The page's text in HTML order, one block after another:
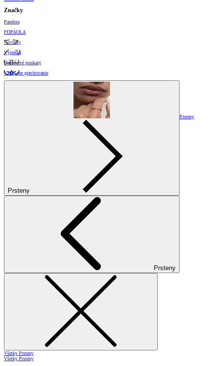
Značky
Pandora
PDPAOLA
Novinky
Výpredaj
Darčekové poukazy
Vzory pre gravírovanie
Prsteny
Prsteny
Prsteny
Všetky Prsteny
Všetky Prsteny